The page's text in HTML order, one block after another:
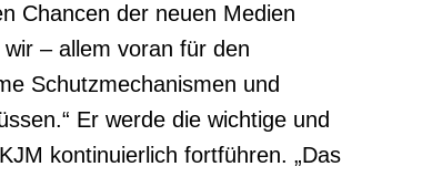
Chancen der neuen Medien
– allem voran für den
Schutzmechanismen und
Er werde die wichtige und
kontinuierlich fortführen. „Das